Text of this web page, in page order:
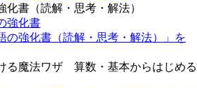
書（読解・思考・解法）
魔法ワザ 算数・基本からはじめる